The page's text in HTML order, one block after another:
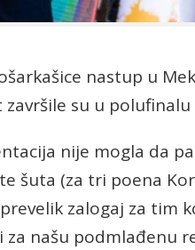
nastup u
su u
nije mogla da
šuta (za tri poena
zalogaj za tim
za našu podmlađenu